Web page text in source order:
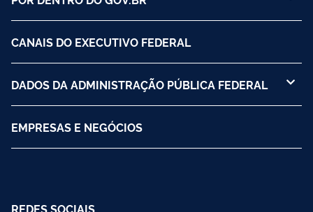
CANAIS DO EXECUTIVO FEDERAL
DADOS DA ADMINISTRAÇÃO PÚBLICA FEDERAL
EMPRESAS E NEGÓCIOS
REDES SOCIAIS